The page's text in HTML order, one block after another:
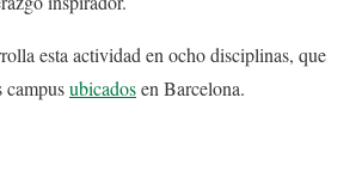
esta actividad en ocho disciplinas, que
campusubicadosen Barcelona.